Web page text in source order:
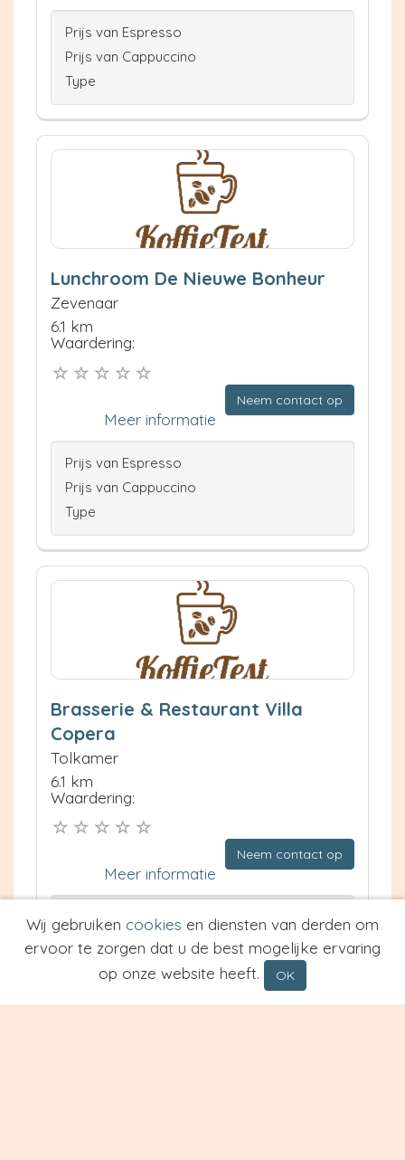
Prijs van Espresso
Prijs van Cappuccino
Type
Lunchroom De Nieuwe Bonheur
Zevenaar
6.1 km
Waardering:
Neem contact op
Meer informatie
Prijs van Espresso
Prijs van Cappuccino
Type
Brasserie & Restaurant Villa
Copera
Tolkamer
6.1 km
Waardering:
Neem contact op
Meer informatie
Prijs van Espresso
Prijs van Cappuccino
Wij gebruiken cookies en diensten van derden om
ervoor te zorgen dat u de best mogelijke ervaring
op onze website heeft.
OK